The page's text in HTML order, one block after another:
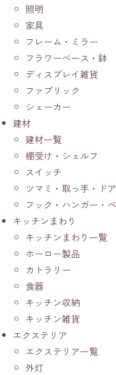
照明
家具
フレーム・ミラー
フラワーベース・鉢
ディスプレイ雑貨
ファブリック
シェーカー
建材
建材一覧
棚受け・シェルフ
スイッチ
ツマミ・取っ手・ド
フック・ハンガー・
キッチンまわり
キッチンまわり一覧
ホーロー製品
カトラリー
食器
キッチン収納
キッチン雑貨
エクステリア
エクステリア一覧
外灯